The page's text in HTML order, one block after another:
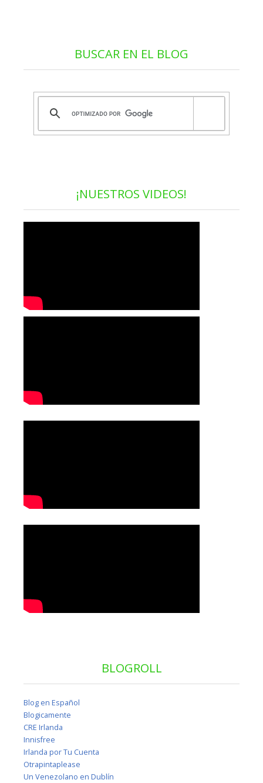
BUSCAR EN EL BLOG
¡NUESTROS VIDEOS!
BLOGROLL
Blog en Español
Blogicamente
CRE Irlanda
Innisfree
Irlanda por Tu Cuenta
Otrapintaplease
Un Venezolano en Dublín